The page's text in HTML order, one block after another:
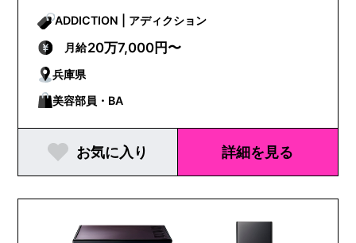
ADDICTION | アディクション
月給20万7,000円〜
兵庫県
美容部員・BA
お気に入り 詳細を見る